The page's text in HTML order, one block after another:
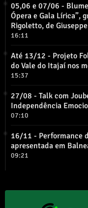
05,06 e 07/06 -
Ópera e Gala Lírica”,
Rigoletto, de
16:11
Até 13/12 - Projeto
do Vale do Itajaí nos
15:37
27/08 - Talk com
Independência
07:10
16/11 - Performance
apresentada em
09:21